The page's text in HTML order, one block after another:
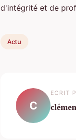
d'intégrité et de
Actu
C
ECRIT